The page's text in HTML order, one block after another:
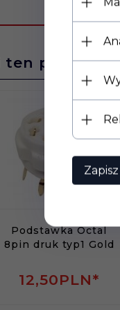
produkt
Podstawka Octal
8pin druk typ1 Gold
12,50PLN*